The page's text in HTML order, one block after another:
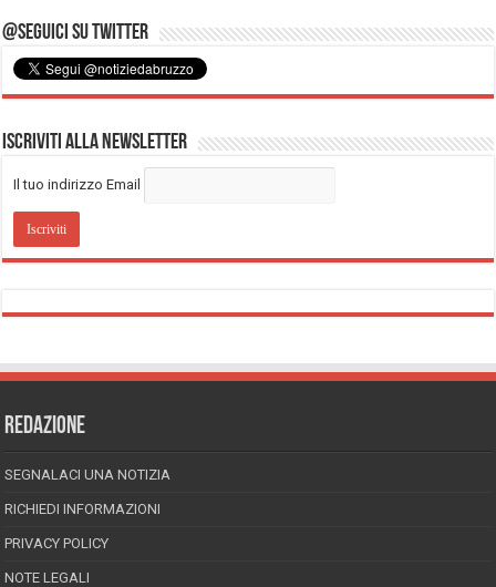
@Seguici su Twitter
Iscriviti alla Newsletter
Il tuo indirizzo Email
REDAZIONE
SEGNALACI UNA NOTIZIA
RICHIEDI INFORMAZIONI
PRIVACY POLICY
NOTE LEGALI